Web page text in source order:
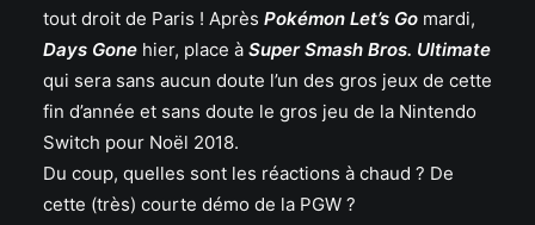
tout droit de Paris ! Après Pokémon Let’s Go mardi,
Days Gone hier, place à Super Smash Bros. Ultimate
qui sera sans aucun doute l’un des gros jeux de cette
fin d’année et sans doute le gros jeu de la Nintendo
Switch pour Noël 2018.
Du coup, quelles sont les réactions à chaud ? De
cette (très) courte démo de la PGW ?